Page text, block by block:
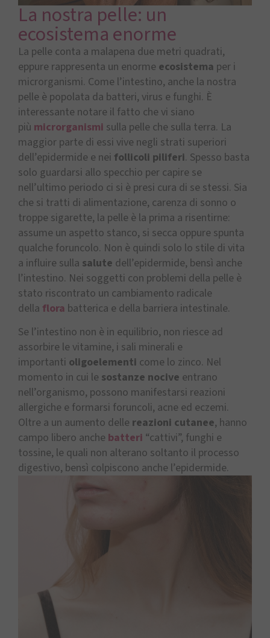
La nostra pelle: un
ecosistema enorme
La pelle conta a malapena due metri quadrati,
eppure rappresenta un enorme ecosistema per i
microrganismi. Come l’intestino, anche la nostra
pelle è popolata da batteri, virus e funghi. È
interessante notare il fatto che vi siano
più microrganismi sulla pelle che sulla terra. La
maggior parte di essi vive negli strati superiori
dell’epidermide e nei follicoli piliferi. Spesso basta
solo guardarsi allo specchio per capire se
nell’ultimo periodo ci si è presi cura di se stessi. Sia
che si tratti di alimentazione, carenza di sonno o
troppe sigarette, la pelle è la prima a risentirne:
assume un aspetto stanco, si secca oppure spunta
qualche foruncolo. Non è quindi solo lo stile di vita
a influire sulla salute dell’epidermide, bensì anche
l’intestino. Nei soggetti con problemi della pelle è
stato riscontrato un cambiamento radicale
della flora batterica e della barriera intestinale.
Se l’intestino non è in equilibrio, non riesce ad
assorbire le vitamine, i sali minerali e
importanti oligoelementi come lo zinco. Nel
momento in cui le sostanze nocive entrano
nell’organismo, possono manifestarsi reazioni
allergiche e formarsi foruncoli, acne ed eczemi.
Oltre a un aumento delle reazioni cutanee, hanno
campo libero anche batteri “cattivi”, funghi e
tossine, le quali non alterano soltanto il processo
digestivo, bensì colpiscono anche l’epidermide.